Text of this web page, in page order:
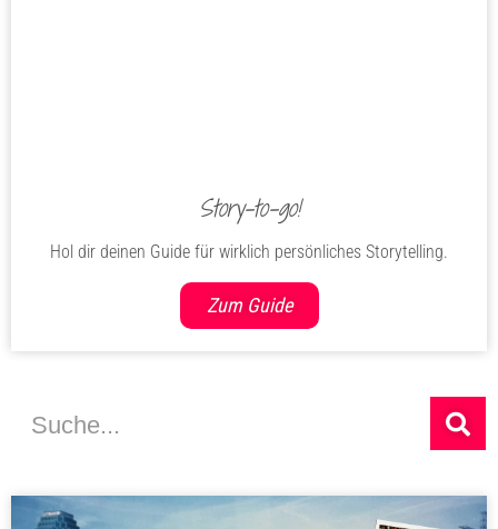
Story-to-go!
Hol dir deinen Guide für wirklich persönliches Storytelling.
Zum Guide
Suche